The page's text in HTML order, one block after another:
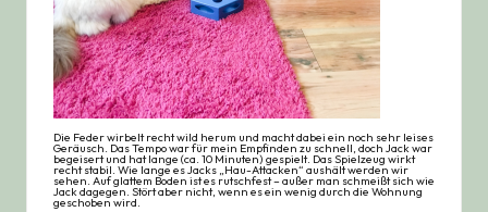
Die Feder wirbelt recht wild herum und macht dabei ein noch sehr leises
Geräusch. Das Tempo war für mein Empfinden zu schnell, doch Jack war
begeisert und hat lange (ca. 10 Minuten) gespielt. Das Spielzeug wirkt
recht stabil. Wie lange es Jacks „Hau-Attacken“ aushält werden wir
sehen. Auf glattem Boden ist es rutschfest – außer man schmeißt sich wie
Jack dagegen. Stört aber nicht, wenn es ein wenig durch die Wohnung
geschoben wird.